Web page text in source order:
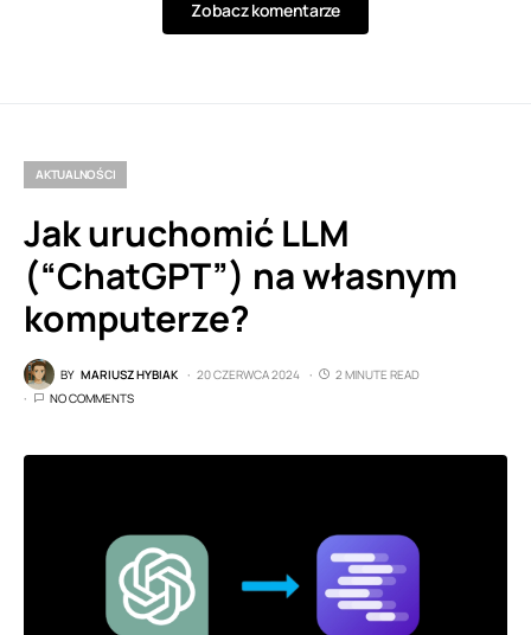
Zobacz komentarze
AKTUALNOŚCI
Jak uruchomić LLM
(“ChatGPT”) na własnym
komputerze?
BY MARIUSZ HYBIAK 20 CZERWCA 2024
2 MINUTE READ
NO COMMENTS